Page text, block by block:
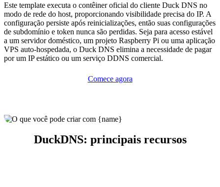
Este template executa o contêiner oficial do cliente Duck DNS no
modo de rede do host, proporcionando visibilidade precisa do IP. A
configuração persiste após reinicializações, então suas configurações
de subdomínio e token nunca são perdidas. Seja para acesso estável
a um servidor doméstico, um projeto Raspberry Pi ou uma aplicação
VPS auto-hospedada, o Duck DNS elimina a necessidade de pagar
por um IP estático ou um serviço DDNS comercial.
Comece agora
DuckDNS: principais recursos